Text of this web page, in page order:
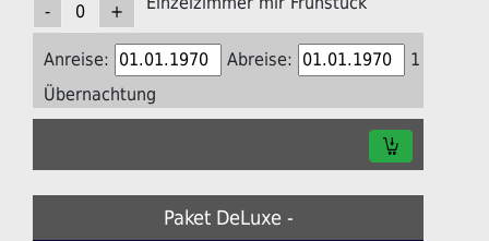
Anreise: Abreise:
1
Übernachtung
Paket DeLuxe -